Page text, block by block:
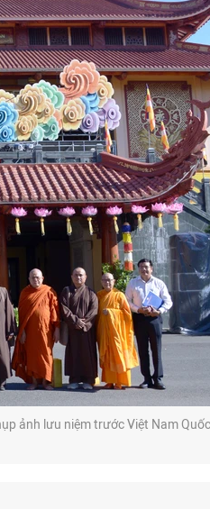
ảnh lưu niệm trước Việt Nam